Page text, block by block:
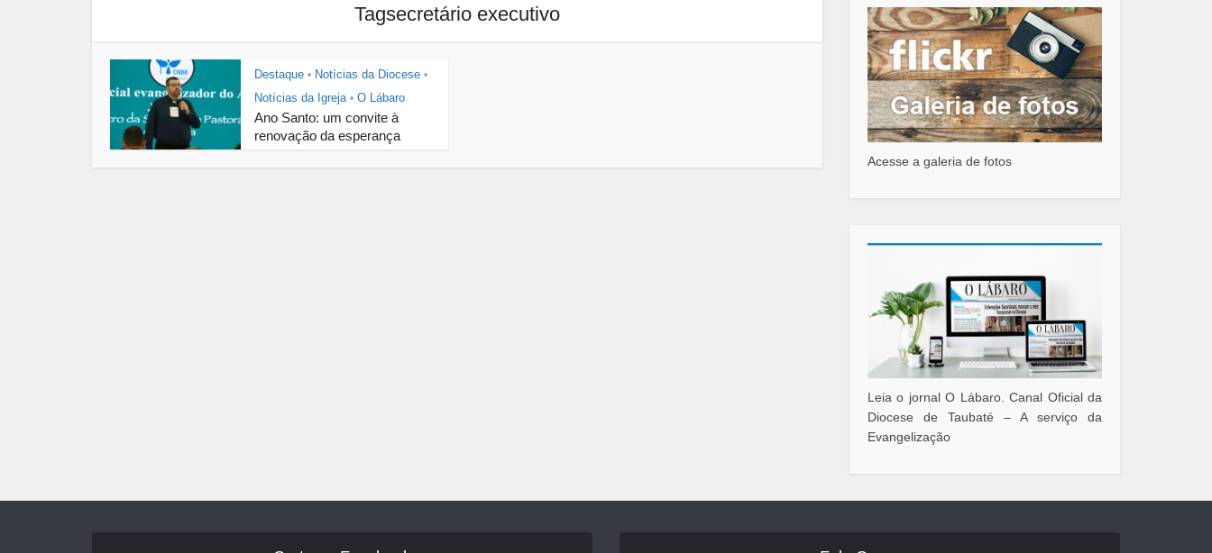
Tagsecretário executivo
Destaque • Notícias da Diocese •
Notícias da Igreja • O Lábaro
Ano Santo: um convite à
renovação da esperança
Acesse a galeria de fotos
Leia o jornal O Lábaro. Canal Oficial da
Diocese de Taubaté – A serviço da
Evangelização